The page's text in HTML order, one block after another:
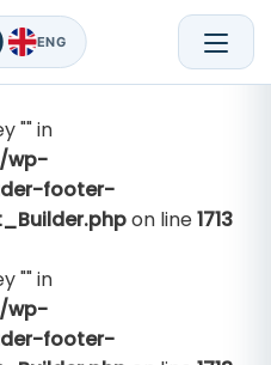
ENG
"" in
wp-
footer-
on line1713
"" in
wp-
footer-